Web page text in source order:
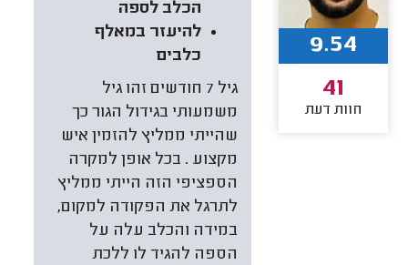
הכלב לספה
להיעזר במאלף
כלבים
גיל 7 חודשים זהו גיל
משמעותי בגידול הגור כך
שהייתי ממליץ להזמין איש
מקצוע . בכל אופן למקרה
הספציפי הזה הייתי ממליץ
לתרגל את הפקודה למקום,
במידה והכלב עלה על
הספה להגיד לו ללכת
9.54
41
חוות דעת